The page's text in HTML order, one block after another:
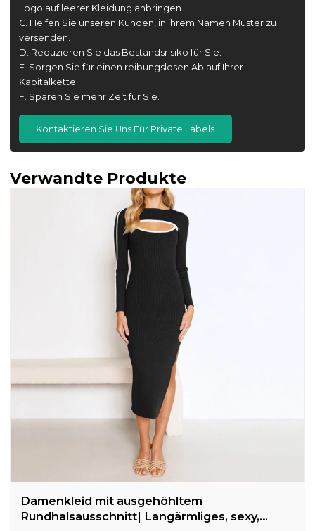
Logo auf leerer Kleidung anbringen.
C. Helfen Sie unseren Kunden, in ihrem Namen Muster zu
versenden.
D. Reduzieren Sie das Bestandsrisiko für Sie.
E. Sorgen Sie für einen reibungslosen Ablauf Ihrer
Kapitalkette.
F. Sparen Sie mehr Zeit für Sie.
Kontaktieren Sie Uns Für Private Labels
Verwandte Produkte
Damenkleid mit ausgehöhltem
Rundhalsausschnitt| Langärmliges, sexy,